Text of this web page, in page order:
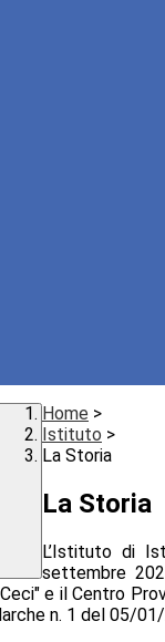
Home >
Istituto >
La Storia
La Storia
L’Istituto di
settembre
e il Centro
n. 1 del 05/